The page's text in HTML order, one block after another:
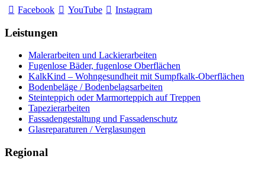
Facebook
YouTube Instagram
Leistungen
Malerarbeiten und Lackierarbeiten
Fugenlose Bäder, fugenlose Oberflächen
KalkKind – Wohngesundheit mit Sumpfkalk-Oberflächen
Bodenbeläge / Bodenbelagsarbeiten
Steinteppich oder Marmorteppich auf Treppen
Tapezierarbeiten
Fassadengestaltung und Fassadenschutz
Glasreparaturen / Verglasungen
Regional